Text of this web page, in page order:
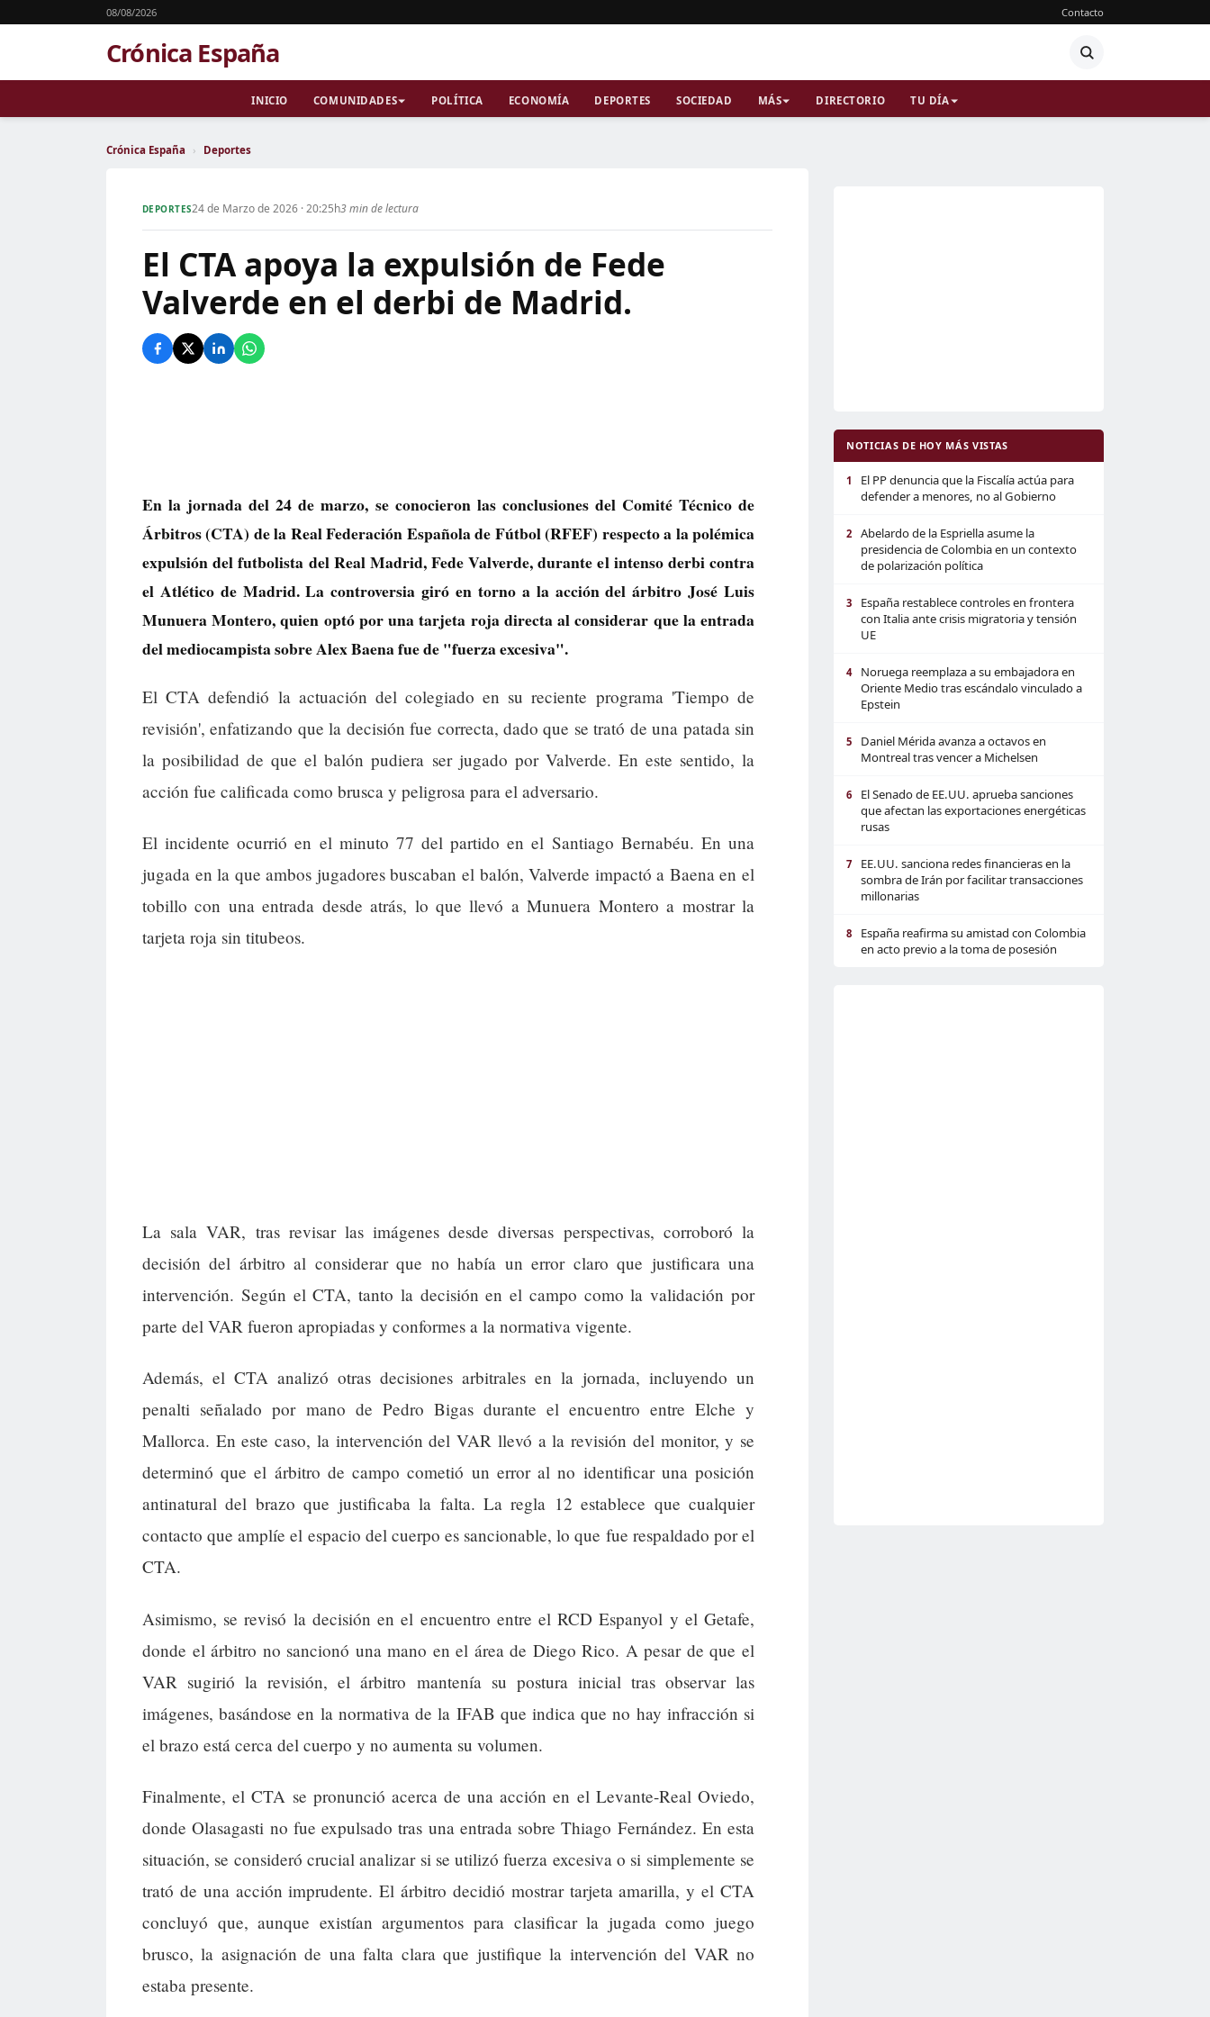
08/08/2026 Contacto
Crónica España
INICIO COMUNIDADES POLÍTICA ECONOMÍA DEPORTES SOCIEDAD MÁS DIRECTORIO TU DÍA
Crónica España › Deportes
DEPORTES24 de Marzo de 2026 · 20:25h3 min de lectura
El CTA apoya la expulsión de Fede
Valverde en el derbi de Madrid.
En la jornada del 24 de marzo, se conocieron las conclusiones del Comité Técnico de
Árbitros (CTA) de la Real Federación Española de Fútbol (RFEF) respecto a la polémica
expulsión del futbolista del Real Madrid, Fede Valverde, durante el intenso derbi contra
el Atlético de Madrid. La controversia giró en torno a la acción del árbitro José Luis
Munuera Montero, quien optó por una tarjeta roja directa al considerar que la entrada
del mediocampista sobre Alex Baena fue de "fuerza excesiva".
El CTA defendió la actuación del colegiado en su reciente programa 'Tiempo de
revisión', enfatizando que la decisión fue correcta, dado que se trató de una patada sin
la posibilidad de que el balón pudiera ser jugado por Valverde. En este sentido, la
acción fue calificada como brusca y peligrosa para el adversario.
El incidente ocurrió en el minuto 77 del partido en el Santiago Bernabéu. En una
jugada en la que ambos jugadores buscaban el balón, Valverde impactó a Baena en el
tobillo con una entrada desde atrás, lo que llevó a Munuera Montero a mostrar la
tarjeta roja sin titubeos.
La sala VAR, tras revisar las imágenes desde diversas perspectivas, corroboró la
decisión del árbitro al considerar que no había un error claro que justificara una
intervención. Según el CTA, tanto la decisión en el campo como la validación por
parte del VAR fueron apropiadas y conformes a la normativa vigente.
Además, el CTA analizó otras decisiones arbitrales en la jornada, incluyendo un
penalti señalado por mano de Pedro Bigas durante el encuentro entre Elche y
Mallorca. En este caso, la intervención del VAR llevó a la revisión del monitor, y se
determinó que el árbitro de campo cometió un error al no identificar una posición
antinatural del brazo que justificaba la falta. La regla 12 establece que cualquier
contacto que amplíe el espacio del cuerpo es sancionable, lo que fue respaldado por el
CTA.
Asimismo, se revisó la decisión en el encuentro entre el RCD Espanyol y el Getafe,
donde el árbitro no sancionó una mano en el área de Diego Rico. A pesar de que el
VAR sugirió la revisión, el árbitro mantenía su postura inicial tras observar las
imágenes, basándose en la normativa de la IFAB que indica que no hay infracción si
el brazo está cerca del cuerpo y no aumenta su volumen.
Finalmente, el CTA se pronunció acerca de una acción en el Levante-Real Oviedo,
donde Olasagasti no fue expulsado tras una entrada sobre Thiago Fernández. En esta
situación, se consideró crucial analizar si se utilizó fuerza excesiva o si simplemente se
trató de una acción imprudente. El árbitro decidió mostrar tarjeta amarilla, y el CTA
concluyó que, aunque existían argumentos para clasificar la jugada como juego
brusco, la asignación de una falta clara que justifique la intervención del VAR no
estaba presente.
NOTICIAS DE HOY MÁS VISTAS
1
El PP denuncia que la Fiscalía actúa para
defender a menores, no al Gobierno
2
Abelardo de la Espriella asume la
presidencia de Colombia en un contexto
de polarización política
3
España restablece controles en frontera
con Italia ante crisis migratoria y tensión
UE
4
Noruega reemplaza a su embajadora en
Oriente Medio tras escándalo vinculado a
Epstein
5
Daniel Mérida avanza a octavos en
Montreal tras vencer a Michelsen
6
El Senado de EE.UU. aprueba sanciones
que afectan las exportaciones energéticas
rusas
7
EE.UU. sanciona redes financieras en la
sombra de Irán por facilitar transacciones
millonarias
8
España reafirma su amistad con Colombia
en acto previo a la toma de posesión